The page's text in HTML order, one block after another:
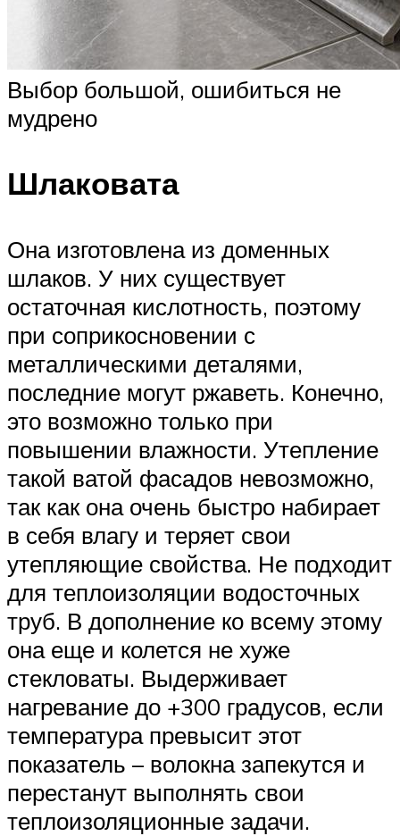
Выбор большой, ошибиться не
мудрено
Шлаковата
Она изготовлена из доменных
шлаков. У них существует
остаточная кислотность, поэтому
при соприкосновении с
металлическими деталями,
последние могут ржаветь. Конечно,
это возможно только при
повышении влажности. Утепление
такой ватой фасадов невозможно,
так как она очень быстро набирает
в себя влагу и теряет свои
утепляющие свойства. Не подходит
для теплоизоляции водосточных
труб. В дополнение ко всему этому
она еще и колется не хуже
стекловаты. Выдерживает
нагревание до +300 градусов, если
температура превысит этот
показатель – волокна запекутся и
перестанут выполнять свои
теплоизоляционные задачи.